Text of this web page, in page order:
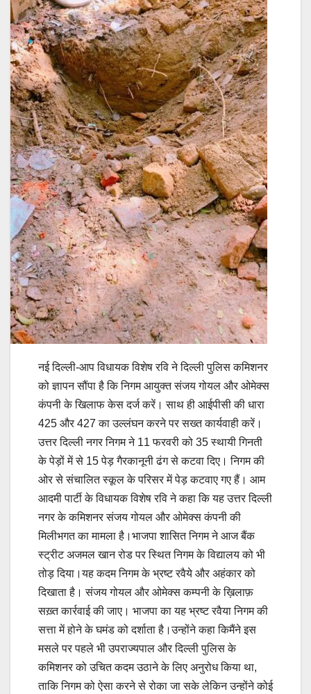
नई दिल्ली-आप विधायक विशेष रवि ने दिल्ली पुलिस कमिशनर
को ज्ञापन सौंपा है कि निगम आयुक्त संजय गोयल और ओमेक्स
कंपनी के खिलाफ केस दर्ज करें। साथ ही आईपीसी की धारा
425 और 427 का उल्लंघन करने पर सख्त कार्यवाही करें।
उत्तर दिल्ली नगर निगम ने 11 फरवरी को 35 स्थायी गिनती
के पेड़ों में से 15 पेड़ गैरकानूनी ढंग से कटवा दिए। निगम की
ओर से संचालित स्कूल के परिसर में पेड़ कटवाए गए हैं। आम
आदमी पार्टी के विधायक विशेष रवि ने कहा कि यह उत्तर दिल्ली
नगर के कमिशनर संजय गोयल और ओमेक्स कंपनी की
मिलीभगत का मामला है।‌भाजपा शासित निगम ने आज बैंक
स्ट्रीट अजमल खान रोड पर स्थित निगम के विद्यालय को भी
तोड़ दिया।‌यह कदम निगम के भ्रष्ट रवैये और अहंकार को
दिखाता है। संजय गोयल और ओमेक्स कम्पनी के ख़िलाफ़
सख़्त कार्रवाई की जाए। भाजपा का यह भ्रष्ट रवैया निगम की
सत्ता में होने के घमंड को दर्शाता है।उन्होंने कहा किमैंने इस
मसले पर पहले भी उपराज्यपाल और दिल्ली पुलिस के
कमिशनर को उचित कदम उठाने के लिए अनुरोध किया था,
ताकि निगम को ऐसा करने से रोका जा सके लेकिन उन्होंने कोई